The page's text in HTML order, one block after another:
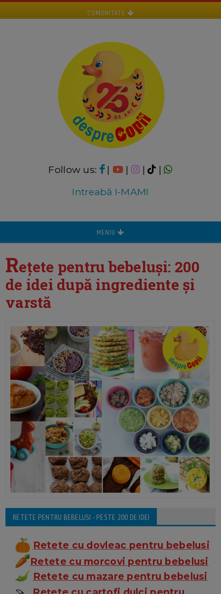
COMUNITATE
Follow us: | | |
|
Intreabă I-MAMI
MENIU
Rețete pentru bebeluși: 200
de idei după ingrediente și
varstă
RETETE PENTRU BEBELUSI - PESTE 200 DE IDEI
Retete cu dovleac pentru bebelusi
Retete cu morcovi pentru bebelusi
Retete cu mazare pentru bebelusi